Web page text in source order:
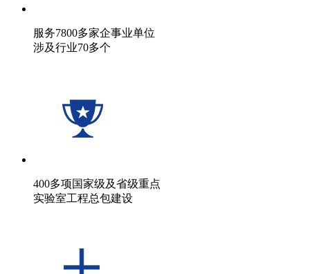
服务7800多家企事业单位
涉及行业70多个
400多项国家级及省级重点
实验室工程总包建设